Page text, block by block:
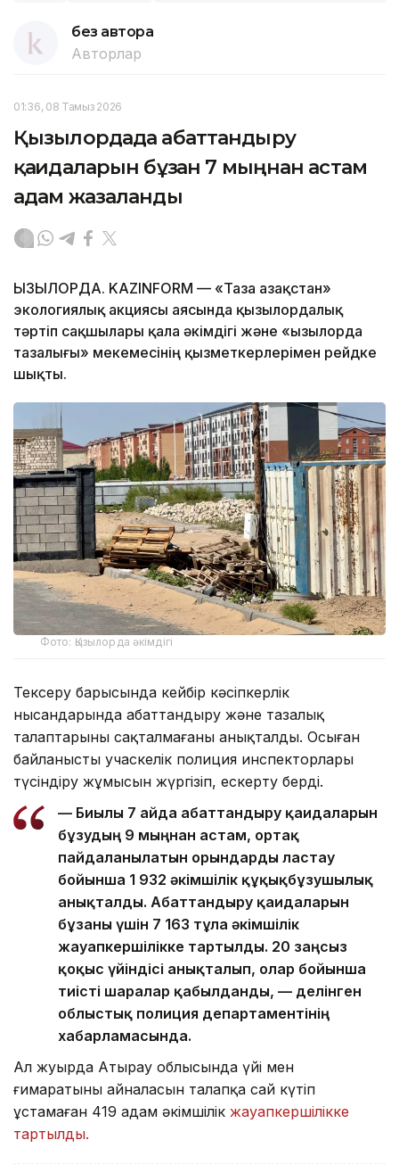
без автора
Авторлар
01:36, 08 Тамыз 2026
Қызылордада абаттандыру
қағидаларын бұзған 7 мыңнан астам
адам жазаланды
ҚЫЗЫЛОРДА. KAZINFORM — «Таза Қазақстан»
экологиялық акциясы аясында қызылордалық
тәртіп сақшылары қала әкімдігі және «Қызылорда
тазалығы» мекемесінің қызметкерлерімен рейдке
шықты.
Фото: Қызылорда әкімдігі
Тексеру барысында кейбір кәсіпкерлік
нысандарында абаттандыру және тазалық
талаптарының сақталмағаны анықталды. Осыған
байланысты учаскелік полиция инспекторлары
түсіндіру жұмысын жүргізіп, ескерту берді.
— Биылғы 7 айда абаттандыру қағидаларын
бұзудың 9 мыңнан астам, ортақ
пайдаланылатын орындарды ластау
бойынша 1 932 әкімшілік құқықбұзушылық
анықталды. Абаттандыру қағидаларын
бұзғаны үшін 7 163 тұлға әкімшілік
жауапкершілікке тартылды. 20 заңсыз
қоқыс үйіндісі анықталып, олар бойынша
тиісті шаралар қабылданды, — делінген
облыстық полиция департаментінің
хабарламасында.
Ал жуырда Атырау облысында үйі мен
ғимаратының айналасын талапқа сай күтіп
ұстамаған 419 адам әкімшілік жауапкершілікке
тартылды.